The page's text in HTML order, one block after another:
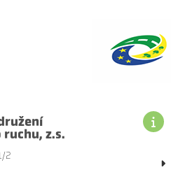
z.s.
2